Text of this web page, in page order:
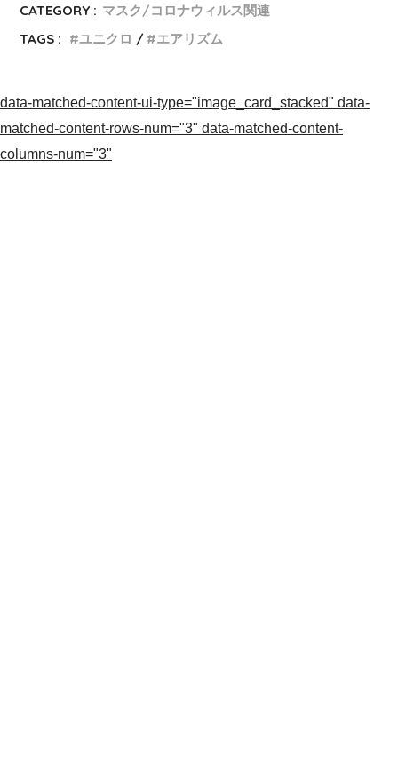
CATEGORY : マスク/コロナウィルス関連
TAGS :
ユニクロ エアリズム
data-matched-content-ui-type="image_card_stacked" data-
matched-content-rows-num="3" data-matched-content-
columns-num="3"